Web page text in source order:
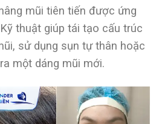
mũi tiên tiến được ứng
thuật giúp tái tạo cấu trúc
sử dụng sụn tự thân hoặc
một dáng mũi mới.